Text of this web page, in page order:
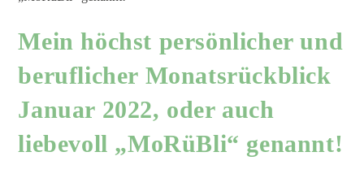
Mein höchst persönlicher und
beruflicher Monatsrückblick
Januar 2022, oder auch
liebevoll „MoRüBli“ genannt!